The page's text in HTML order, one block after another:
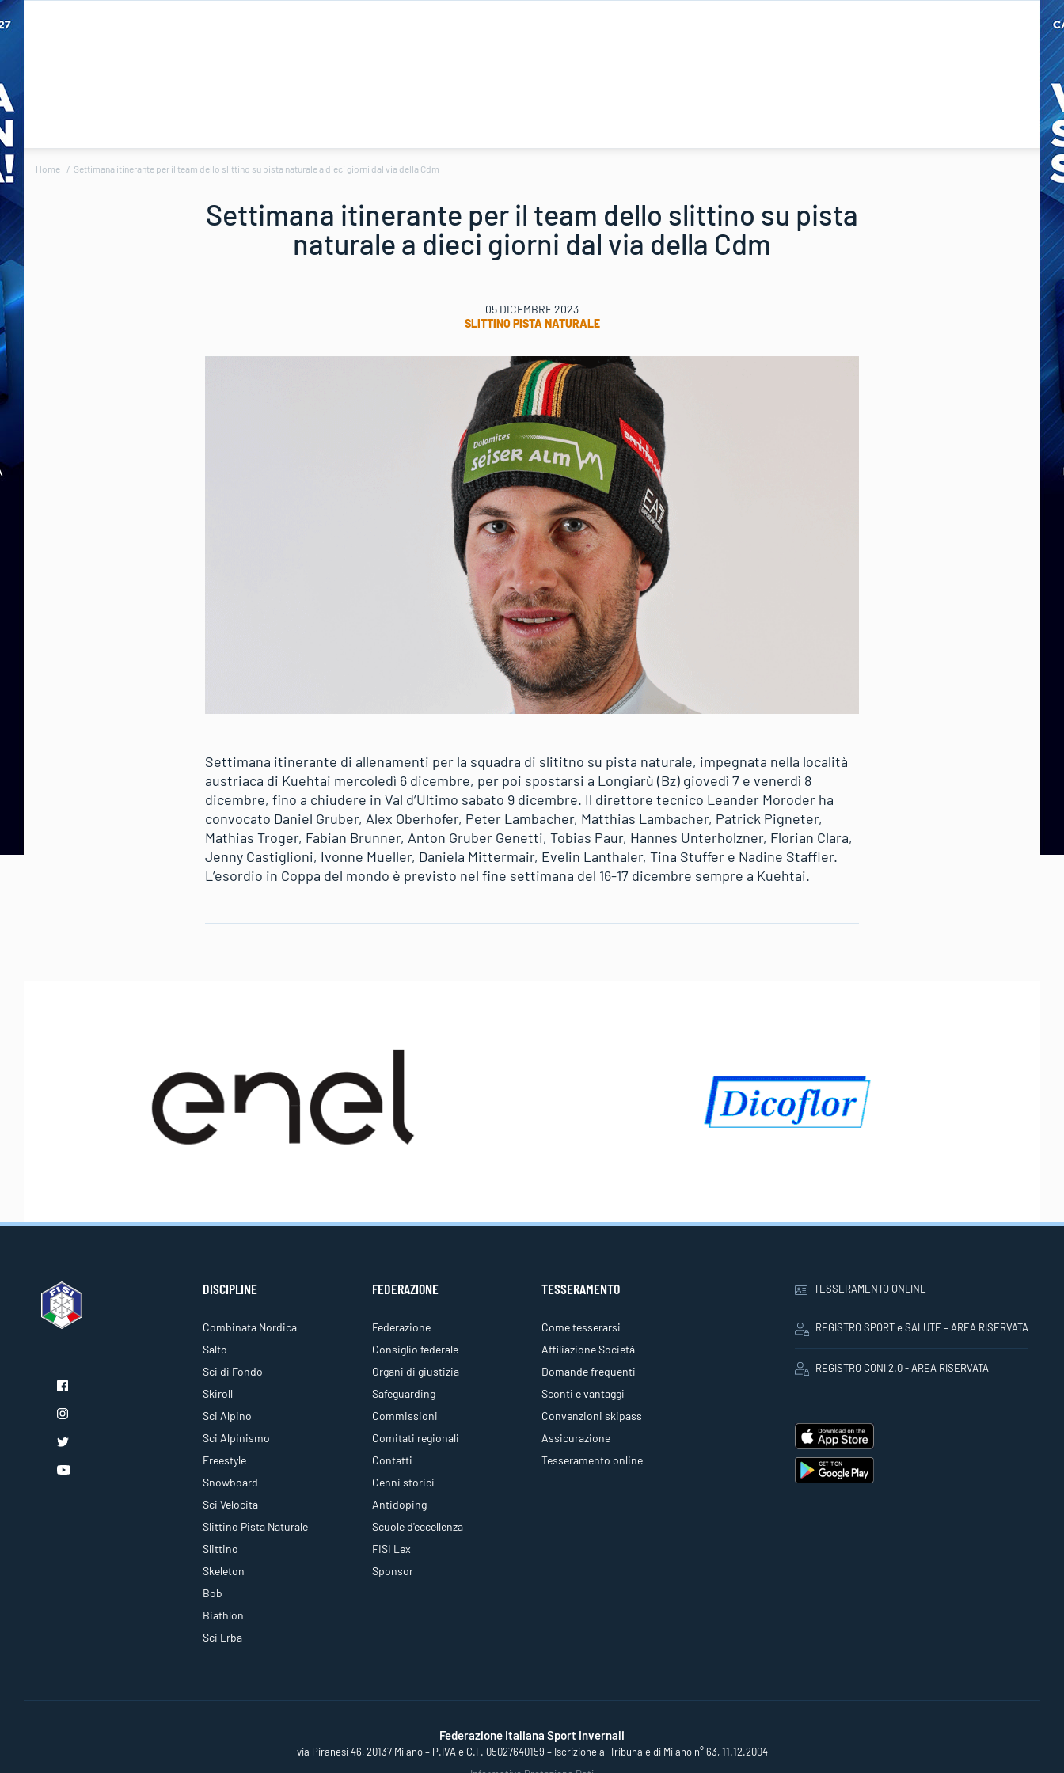
Home Settimana itinerante per il team dello slittino su pista naturale a dieci giorni dal via della Cdm
Settimana itinerante per il team dello slittino su pista
naturale a dieci giorni dal via della Cdm
05 DICEMBRE 2023
SLITTINO PISTA NATURALE
Settimana itinerante di allenamenti per la squadra di slititno su pista naturale, impegnata nella località
austriaca di Kuehtai mercoledì 6 dicembre, per poi spostarsi a Longiarù (Bz) giovedì 7 e venerdì 8
dicembre, fino a chiudere in Val d’Ultimo sabato 9 dicembre. Il direttore tecnico Leander Moroder ha
convocato Daniel Gruber, Alex Oberhofer, Peter Lambacher, Matthias Lambacher, Patrick Pigneter,
Mathias Troger, Fabian Brunner, Anton Gruber Genetti, Tobias Paur, Hannes Unterholzner, Florian Clara,
Jenny Castiglioni, Ivonne Mueller, Daniela Mittermair, Evelin Lanthaler, Tina Stuffer e Nadine Staffler.
L’esordio in Coppa del mondo è previsto nel fine settimana del 16-17 dicembre sempre a Kuehtai.
DISCIPLINE
Combinata Nordica
Salto
Sci di Fondo
Skiroll
Sci Alpino
Sci Alpinismo
Freestyle
Snowboard
Sci Velocita
Slittino Pista Naturale
Slittino
Skeleton
Bob
Biathlon
Sci Erba
FEDERAZIONE
Federazione
Consiglio federale
Organi di giustizia
Safeguarding
Commissioni
Comitati regionali
Contatti
Cenni storici
Antidoping
Scuole d'eccellenza
FISI Lex
Sponsor
TESSERAMENTO
Come tesserarsi
Affiliazione Società
Domande frequenti
Sconti e vantaggi
Convenzioni skipass
Assicurazione
Tesseramento online
TESSERAMENTO ONLINE
REGISTRO SPORT e SALUTE – AREA RISERVATA
REGISTRO CONI 2.0 - AREA RISERVATA
Federazione Italiana Sport Invernali
via Piranesi 46, 20137 Milano – P.IVA e C.F. 05027640159 – Iscrizione al Tribunale di Milano n° 63, 11.12.2004